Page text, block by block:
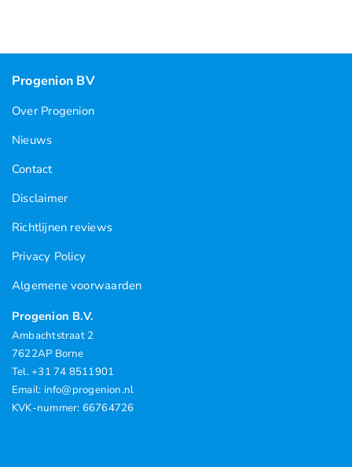
Progenion BV
Over Progenion
Nieuws
Contact
Disclaimer
Richtlijnen reviews
Privacy Policy
Algemene voorwaarden
Progenion B.V.
Ambachtstraat 2
7622AP Borne
Tel. +31 74 8511901
Email: info@progenion.nl
KVK-nummer: 66764726